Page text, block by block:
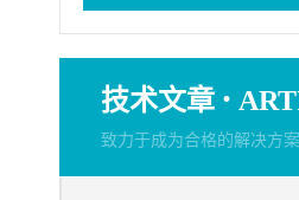
技术文章 ·
致力于成为合格的解决方案